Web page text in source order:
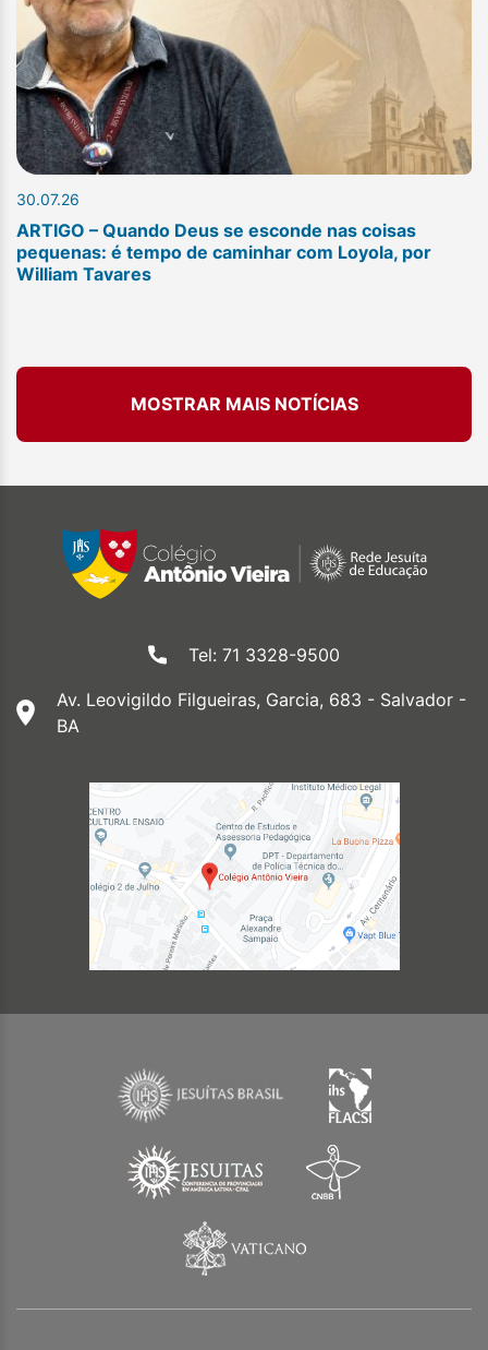
30.07.26
ARTIGO – Quando Deus se esconde nas coisas
pequenas: é tempo de caminhar com Loyola, por
William Tavares
MOSTRAR MAIS NOTÍCIAS
Tel: 71 3328-9500
Av. Leovigildo Filgueiras, Garcia, 683 - Salvador -
BA